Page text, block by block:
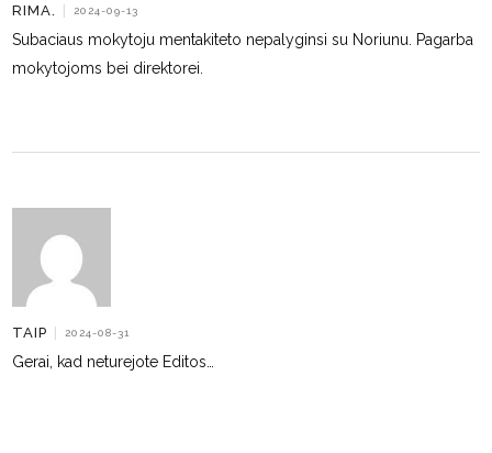
RIMA. | 2024-09-13
Subaciaus mokytoju mentakiteto nepalyginsi su Noriunu. Pagarba
mokytojoms bei direktorei.
TAIP | 2024-08-31
Gerai, kad neturejote Editos…